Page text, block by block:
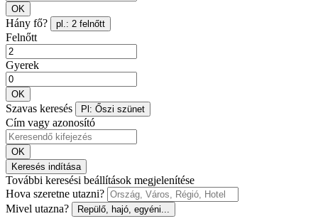
OK
Hány fő? pl.: 2 felnőtt
Felnőtt
Gyerek
OK
Szavas keresés Pl: Őszi szünet
Cím vagy azonosító
OK
Keresés indítása
További keresési beállítások megjelenítése
Hova szeretne utazni?
Mivel utazna?
Repülő, hajó, egyéni...